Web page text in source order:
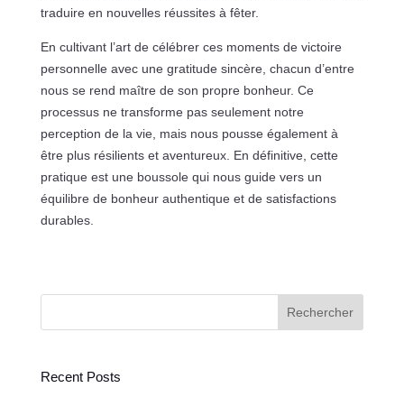
traduire en nouvelles réussites à fêter.
En cultivant l’art de célébrer ces moments de victoire
personnelle avec une gratitude sincère, chacun d’entre
nous se rend maître de son propre bonheur. Ce
processus ne transforme pas seulement notre
perception de la vie, mais nous pousse également à
être plus résilients et aventureux. En définitive, cette
pratique est une boussole qui nous guide vers un
équilibre de bonheur authentique et de satisfactions
durables.
Rechercher
Recent Posts